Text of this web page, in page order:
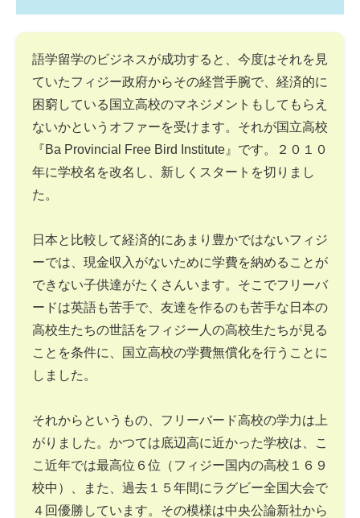
語学留学のビジネスが成功すると、今度はそれを見
ていたフィジー政府からその経営手腕で、経済的に
困窮している国立高校のマネジメントもしてもらえ
ないかというオファーを受けます。それが国立高校
『Ba Provincial Free Bird Institute』です。２０１０
年に学校名を改名し、新しくスタートを切りまし
た。
日本と比較して経済的にあまり豊かではないフィジ
ーでは、現金収入がないために学費を納めることが
できない子供達がたくさんいます。そこでフリーバ
ードは英語も苦手で、友達を作るのも苦手な日本の
高校生たちの世話をフィジー人の高校生たちが見る
ことを条件に、国立高校の学費無償化を行うことに
しました。
それからというもの、フリーバード高校の学力は上
がりました。かつては底辺高に近かった学校は、こ
こ近年では最高位６位（フィジー国内の高校１６９
校中）、また、過去１５年間にラグビー全国大会で
４回優勝しています。その模様は中央公論新社から